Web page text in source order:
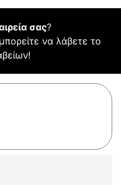
σας?
να λάβετε το